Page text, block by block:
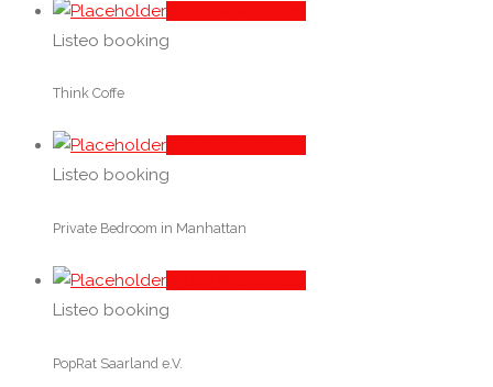
Listeo booking
Think Coffe
Listeo booking
Private Bedroom in Manhattan
Listeo booking
PopRat Saarland e.V.